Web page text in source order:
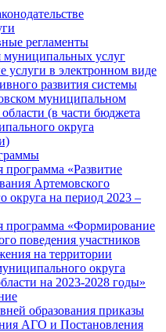
регламенты
муниципальных услуг
в электронном виде
развития системы
муниципальном
(в части бюджета
округа
«Развитие
Артемовского
округа на период 2023 –
программа «Формирование
поведения участников
на территории
округа
на 2023-2028 годы»
образования приказы
АГО и Постановления